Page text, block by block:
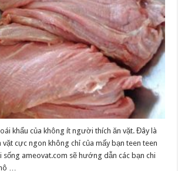
khẩu của không ít người thích ăn vặt. Đây là
cực ngon không chỉ của mấy bạn teen teen
sống ameovat.com sẽ hướng dẫn các bạn chi
…